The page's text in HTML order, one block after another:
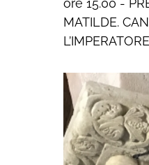
ore 15.00 -
MATILDE.